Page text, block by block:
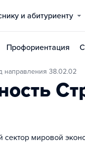
и абитуриенту
Профориентация
направления 38.02.02
мировой